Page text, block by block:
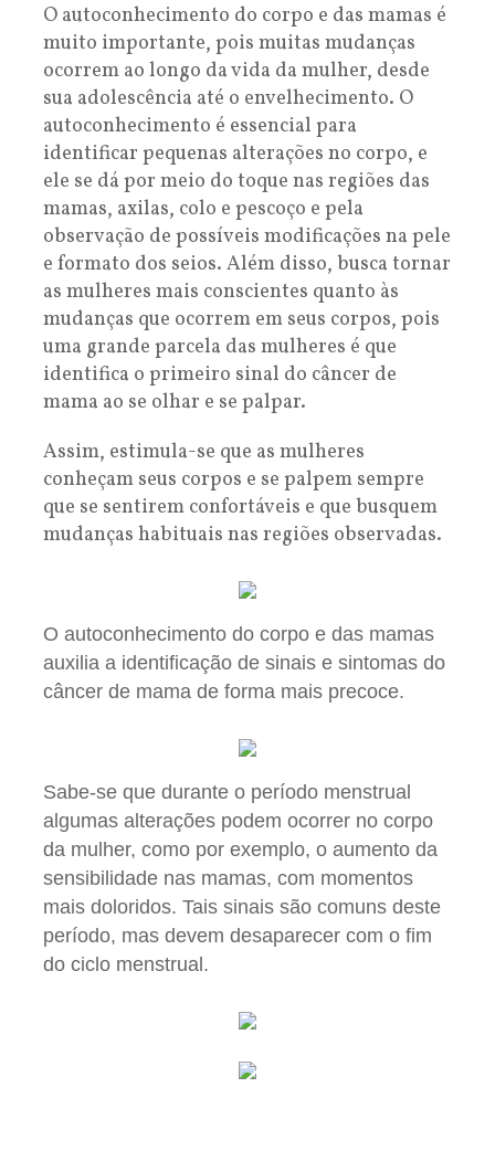
O autoconhecimento do corpo e das mamas é
muito importante, pois muitas mudanças
ocorrem ao longo da vida da mulher, desde
sua adolescência até o envelhecimento. O
autoconhecimento é essencial para
identificar pequenas alterações no corpo, e
ele se dá por meio do toque nas regiões das
mamas, axilas, colo e pescoço e pela
observação de possíveis modificações na pele
e formato dos seios. Além disso, busca tornar
as mulheres mais conscientes quanto às
mudanças que ocorrem em seus corpos, pois
uma grande parcela das mulheres é que
identifica o primeiro sinal do câncer de
mama ao se olhar e se palpar.
Assim, estimula-se que as mulheres
conheçam seus corpos e se palpem sempre
que se sentirem confortáveis e que busquem
mudanças habituais nas regiões observadas.
O autoconhecimento do corpo e das mamas
auxilia a identificação de sinais e sintomas do
câncer de mama de forma mais precoce.
Sabe-se que durante o período menstrual
algumas alterações podem ocorrer no corpo
da mulher, como por exemplo, o aumento da
sensibilidade nas mamas, com momentos
mais doloridos. Tais sinais são comuns deste
período, mas devem desaparecer com o fim
do ciclo menstrual.